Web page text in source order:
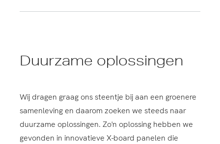
Duurzame oplossingen
Wij dragen graag ons steentje bij aan een groenere
samenleving en daarom zoeken we steeds naar
duurzame oplossingen. Zo'n oplossing hebben we
gevonden in innovatieve X-board panelen die